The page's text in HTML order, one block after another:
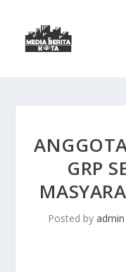
GRP
Posted by admin